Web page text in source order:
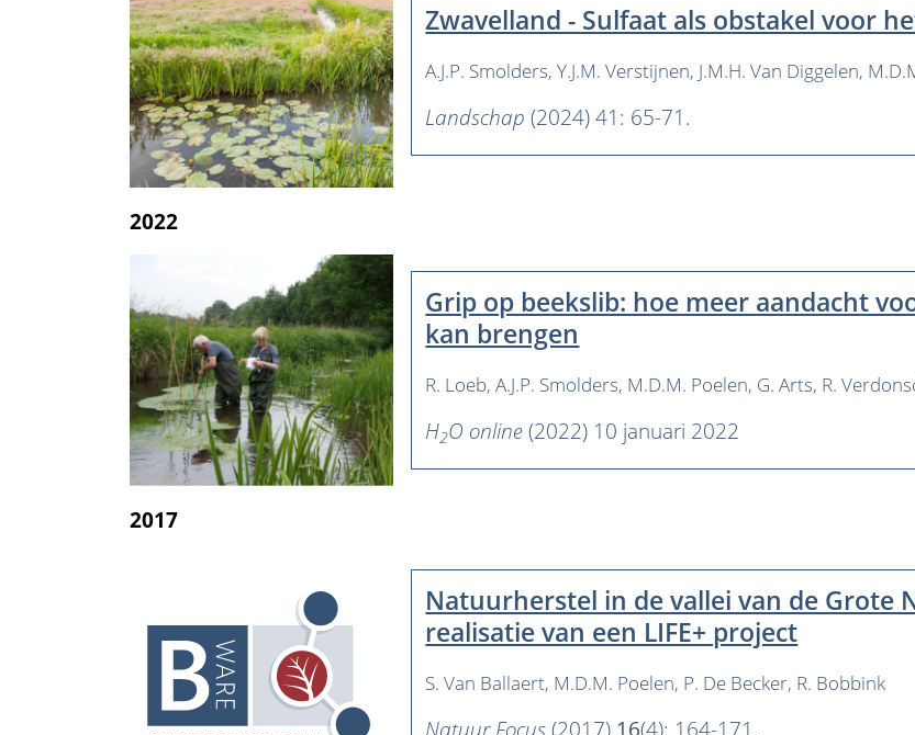
Zwavelland - Sulfaat als obstakel voor
A.J.P. Smolders Y.J.M. Verstijnen J.M.H. Van Diggelen
Landschap (2024) 41: 65-71.
2022
Grip op beekslib: hoe meer aandacht
kan brengen
R. Loeb A.J.P. Smolders M.D.M. Poelen G. Arts R.
H2O online(2022) 10 januari 2022
2017
Natuurherstel in de vallei van de Grote
realisatie van een LIFE+ project
S. Van Ballaert M.D.M. Poelen P. De Becker R. Bobbink
Natuur.Focus(2017) 16(4): 164-171.